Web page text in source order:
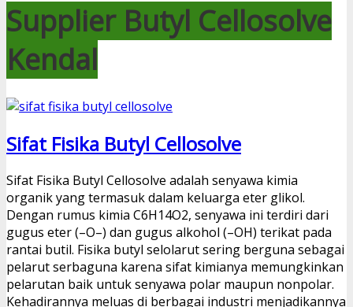
Supplier Butyl Cellosolve
Kendal
Sifat Fisika Butyl Cellosolve
Sifat Fisika Butyl Cellosolve adalah senyawa kimia
organik yang termasuk dalam keluarga eter glikol.
Dengan rumus kimia C6H14O2, senyawa ini terdiri dari
gugus eter (–O–) dan gugus alkohol (–OH) terikat pada
rantai butil. Fisika butyl selolarut sering berguna sebagai
pelarut serbaguna karena sifat kimianya memungkinkan
pelarutan baik untuk senyawa polar maupun nonpolar.
Kehadirannya meluas di berbagai industri menjadikannya